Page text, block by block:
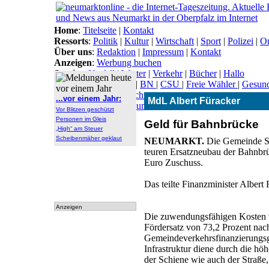
MdL Albert Füracker
Geld für Bahnbrücke
NEUMARKT. Die Gemeinde
teuren Ersatzneubau der
Euro Zuschuss.
Das teilte Finanzminister Albert
Die zuwendungsfähigen
Fördersatz von 73,2 Prozent
Infrastruktur diene durch die
der Schiene wie auch der
...vor einem Jahr:
Vor Blitzen geschützt
Personen im Gleis
„High“ am Steuer
Scheibenmäher geklaut
Anzeigen
Home: Titelseite | Kontakt
Ressorts: Politik | Kultur| Wirtschaft | Sport | Polizei |
Über uns: Redaktion | Impressum | Kontakt
Anzeigen: Werbung buchen
Service: Notfall | Wetter| Verkehr| Bücher| Hallo
Themen:Arbeitsamt | BN | CSU | Freie Wähler |
Lokal-Links:Übersicht
Archiv:Archiv|Dokumen-
tationen